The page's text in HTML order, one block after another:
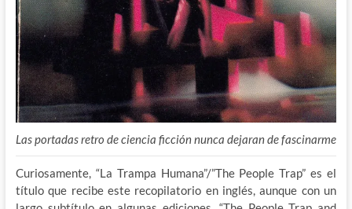
Las portadas retro de ciencia ficción nunca dejaran de fascinarme
Curiosamente, “La Trampa Humana”/”The People Trap” es el
título que recibe este recopilatorio en inglés, aunque con un